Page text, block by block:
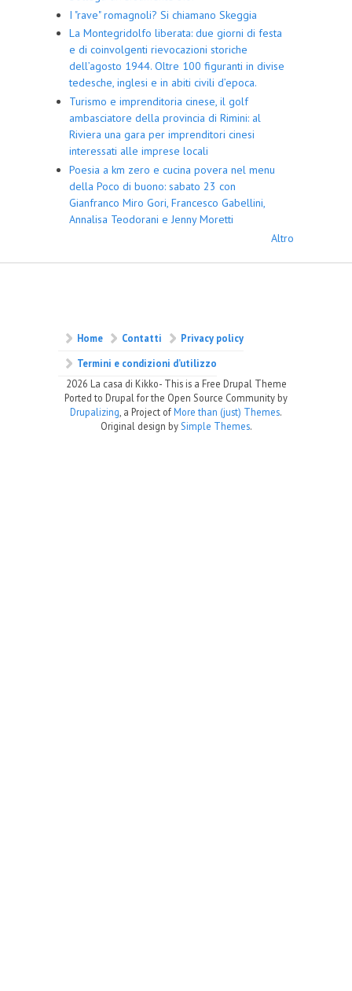
I "rave" romagnoli? Si chiamano Skeggia
La Montegridolfo liberata: due giorni di festa
e di coinvolgenti rievocazioni storiche
dell’agosto 1944. Oltre 100 figuranti in divise
tedesche, inglesi e in abiti civili d’epoca.
Turismo e imprenditoria cinese, il golf
ambasciatore della provincia di Rimini: al
Riviera una gara per imprenditori cinesi
interessati alle imprese locali
Poesia a km zero e cucina povera nel menu
della Poco di buono: sabato 23 con
Gianfranco Miro Gori, Francesco Gabellini,
Annalisa Teodorani e Jenny Moretti
Altro
Home Contatti
Privacy policy
Termini e condizioni d’utilizzo
2026 La casa di Kikko- This is a Free Drupal Theme
Ported to Drupal for the Open Source Community by
Drupalizing, a Project ofMore than (just) Themes.
Original design bySimple Themes.